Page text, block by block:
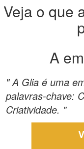
Veja o que
A
" A Glia é uma
palavras-chave:
Criatividade. "